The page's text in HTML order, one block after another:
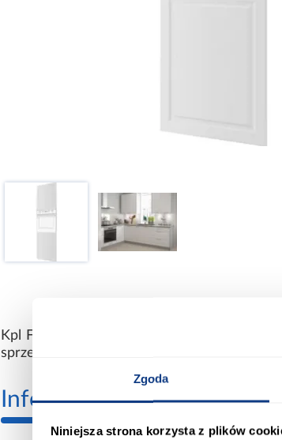
Zgoda
Niniejsza strona korzysta z plików
Kpl Front Emporium D14RU/2D white -
sprzedawany bez uchwytów - trzeba
Informacje Transport